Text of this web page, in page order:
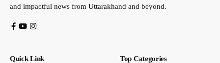
and impactful news from Uttarakhand and beyond.
Quick Link Top Categories